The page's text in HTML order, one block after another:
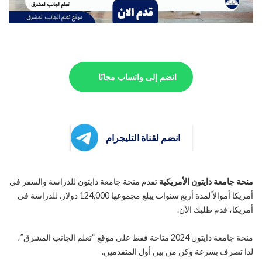
انضم إلى واتساب مجانًا
انضم لقناة التليجرام
منحة جامعة دايتون الأمريكية تقدم منحة جامعة دايتون للدراسة والسفر في
أمريكا أموالاً لمدة أربع سنوات يبلغ مجموعها 124,000 دولار. للدراسة في
أمريكا، قدم طلبك الآن.
منحة جامعة دايتون 2024 متاحة فقط على موقع “تعلم الجانب المشرق”،
لذا تصرف بسرعة وكن من بين أول المتقدمين.